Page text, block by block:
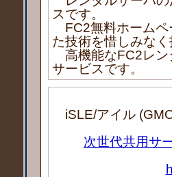
スです。
FC2無料ホームペ
た技術を惜しみなく
高機能なFC2レン
サービスです。
iSLE/アイル
次世代共用サ